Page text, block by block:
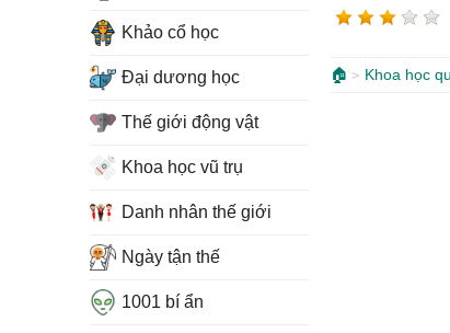
🏠 Khoa học
Khảo cổ học
Đại dương học
Thế giới động vật
Khoa học vũ trụ
Danh nhân thế giới
Ngày tận thế
1001 bí ẩn